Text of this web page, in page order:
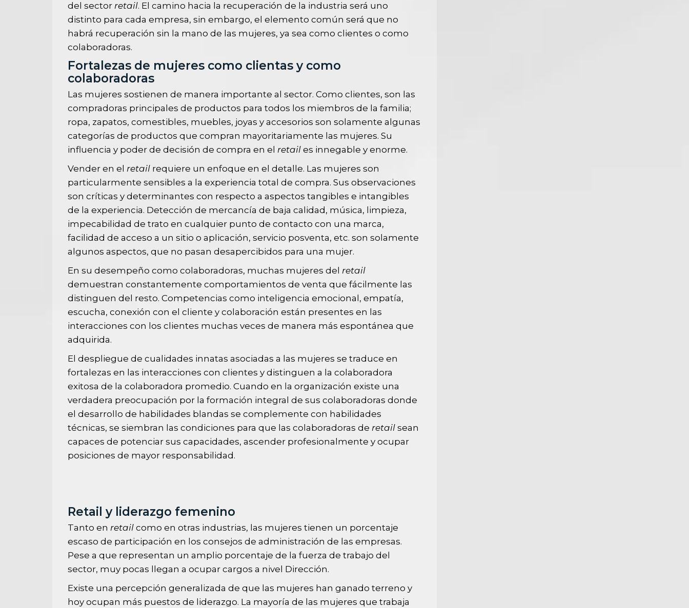
del sector retail. El camino hacia la recuperación de la industria será uno
distinto para cada empresa, sin embargo, el elemento común será que no
habrá recuperación sin la mano de las mujeres, ya sea como clientes o como
colaboradoras.
Fortalezas de mujeres como clientas y como
colaboradoras
Las mujeres sostienen de manera importante al sector. Como clientes, son las
compradoras principales de productos para todos los miembros de la familia;
ropa, zapatos, comestibles, muebles, joyas y accesorios son solamente algunas
categorías de productos que compran mayoritariamente las mujeres. Su
influencia y poder de decisión de compra en el retail es innegable y enorme.
Vender en el retail requiere un enfoque en el detalle. Las mujeres son
particularmente sensibles a la experiencia total de compra. Sus observaciones
son críticas y determinantes con respecto a aspectos tangibles e intangibles
de la experiencia. Detección de mercancía de baja calidad, música, limpieza,
impecabilidad de trato en cualquier punto de contacto con una marca,
facilidad de acceso a un sitio o aplicación, servicio posventa, etc. son solamente
algunos aspectos, que no pasan desapercibidos para una mujer.
En su desempeño como colaboradoras, muchas mujeres del retail
demuestran constantemente comportamientos de venta que fácilmente las
distinguen del resto. Competencias como inteligencia emocional, empatía,
escucha, conexión con el cliente y colaboración están presentes en las
interacciones con los clientes muchas veces de manera más espontánea que
adquirida.
El despliegue de cualidades innatas asociadas a las mujeres se traduce en
fortalezas en las interacciones con clientes y distinguen a la colaboradora
exitosa de la colaboradora promedio. Cuando en la organización existe una
verdadera preocupación por la formación integral de sus colaboradoras donde
el desarrollo de habilidades blandas se complemente con habilidades
técnicas, se siembran las condiciones para que las colaboradoras de retail sean
capaces de potenciar sus capacidades, ascender profesionalmente y ocupar
posiciones de mayor responsabilidad.
Retail y liderazgo femenino
Tanto en retail como en otras industrias, las mujeres tienen un porcentaje
escaso de participación en los consejos de administración de las empresas.
Pese a que representan un amplio porcentaje de la fuerza de trabajo del
sector, muy pocas llegan a ocupar cargos a nivel Dirección.
Existe una percepción generalizada de que las mujeres han ganado terreno y
hoy ocupan más puestos de liderazgo. La mayoría de las mujeres que trabaja